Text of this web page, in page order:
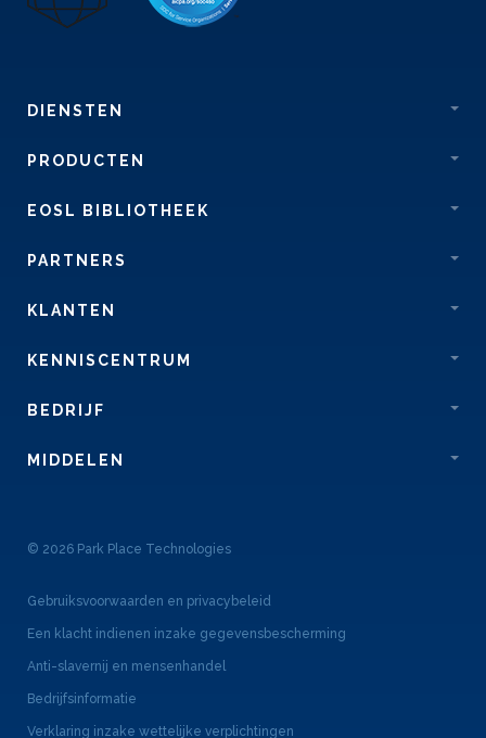
DIENSTEN
PRODUCTEN
EOSL BIBLIOTHEEK
PARTNERS
KLANTEN
KENNISCENTRUM
BEDRIJF
MIDDELEN
© 2026 Park Place Technologies
Gebruiksvoorwaarden en privacybeleid
Een klacht indienen inzake gegevensbescherming
Anti-slavernij en mensenhandel
Bedrijfsinformatie
Verklaring inzake wettelijke verplichtingen